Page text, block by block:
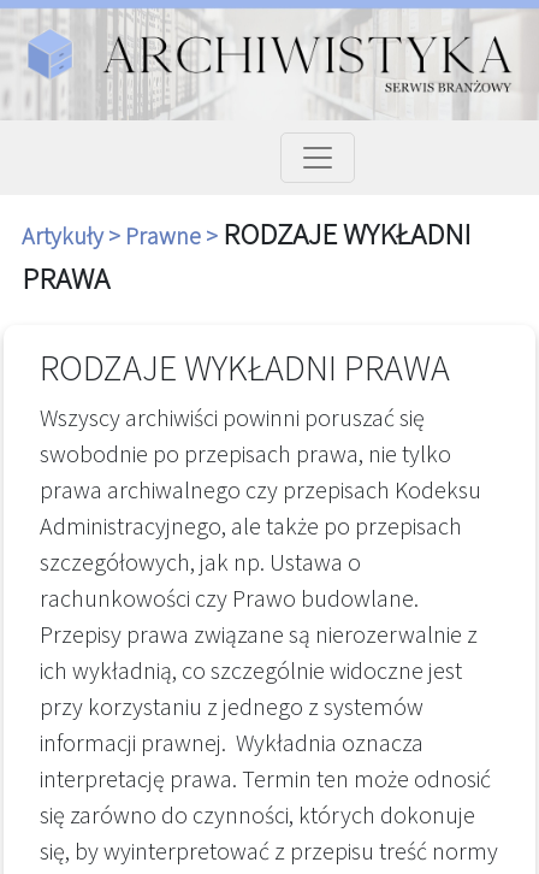
Artykuły > Prawne > RODZAJE WYKŁADNI
PRAWA
RODZAJE WYKŁADNI PRAWA
Wszyscy archiwiści powinni poruszać się
swobodnie po przepisach prawa, nie tylko
prawa archiwalnego czy przepisach Kodeksu
Administracyjnego, ale także po przepisach
szczegółowych, jak np. Ustawa o
rachunkowości czy Prawo budowlane.
Przepisy prawa związane są nierozerwalnie z
ich wykładnią, co szczególnie widoczne jest
przy korzystaniu z jednego z systemów
informacji prawnej. Wykładnia oznacza
interpretację prawa. Termin ten może odnosić
się zarówno do czynności, których dokonuje
się, by wyinterpretować z przepisu treść normy